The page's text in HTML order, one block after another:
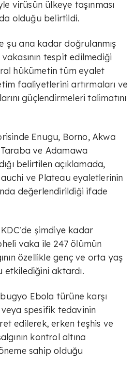
virüsün ülkeye taşınması
olduğu belirtildi.
şu ana kadar doğrulanmış
tespit edilmediği
hükümetin tüm eyalet
faaliyetlerini artırmaları ve
güçlendirmeleri talimatını
Enugu, Borno, Akwa
ve Adamawa
belirtilen açıklamada,
ve Plateau eyaletlerinin
değerlendirildiği ifade
şimdiye kadar
vaka ile 247 ölümün
özellikle genç ve orta yaş
aktardı.
Ebola türüne karşı
veya spesifik tedavinin
edilerek, erken teşhis ve
kontrol altına
sahip olduğu